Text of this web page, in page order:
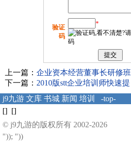
验证
码
*
上一篇： 企业资本经营董事长研修班
下一篇： 2010版stt企业培训师快速提
j9九游 文库 书城 新闻 培训
-top-
[] []
© j9九游的版权所有 2002-2026
")); "))